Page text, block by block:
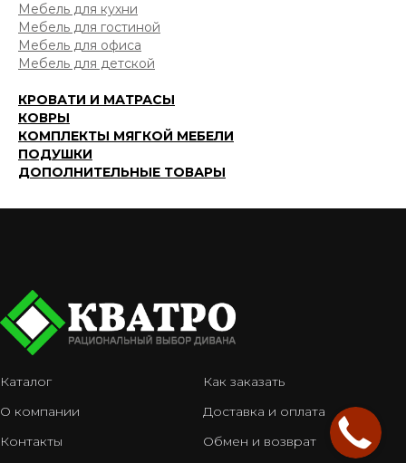
Мебель для кухни
Мебель для гостиной
Мебель для офиса
Мебель для детской
КРОВАТИ И МАТРАСЫ
КОВРЫ
КОМПЛЕКТЫ МЯГКОЙ МЕБЕЛИ
ПОДУШКИ
ДОПОЛНИТЕЛЬНЫЕ ТОВАРЫ
Каталог
О компании
Контакты
Как заказать
Доставка и оплата
Обмен и возврат